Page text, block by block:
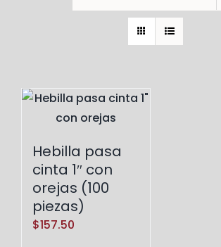
Hebilla pasa
cinta 1″ con
orejas (100
piezas)
$157.50